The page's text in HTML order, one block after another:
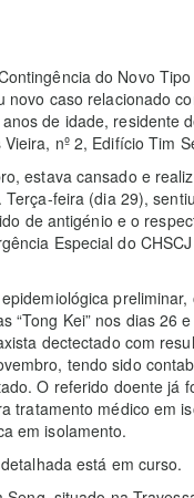
do Novo
novo caso relacionado
de idade, residente
nº 2, Edifício Tim
estava cansado e
feira (dia 29),
de antigénio e o
Especial do
“Tong Kei” nos dias 26
dectectado com
tendo sido
O referido doente já
tratamento médico em
em isolamento.
está em curso.